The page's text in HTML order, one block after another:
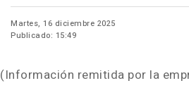
Martes, 16 diciembre 2025
Publicado: 15:49
(Información remitida por la